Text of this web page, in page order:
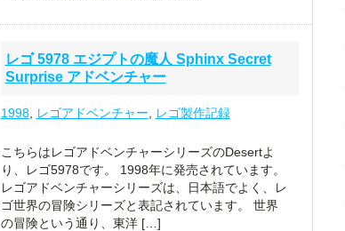
レゴ 5978 エジプトの魔人 Sphinx Secret
Surprise アドベンチャー
1998, レゴアドベンチャー レゴ製作記録
こちらはレゴアドベンチャーシリーズのDesertよ
り、レゴ5978です。 1998年に発売されています。
レゴアドベンチャーシリーズは、日本語でよく、レ
ゴ世界の冒険シリーズと表記されています。 世界
の冒険という通り、東洋 […]